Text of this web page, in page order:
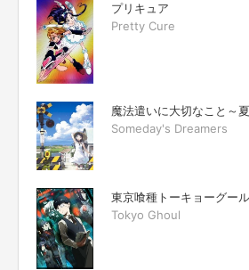
プリキュア
Pretty Cure
魔法遣いに大切なこと～
Someday's Dreamers
東京喰種トーキョーグール
Tokyo Ghoul